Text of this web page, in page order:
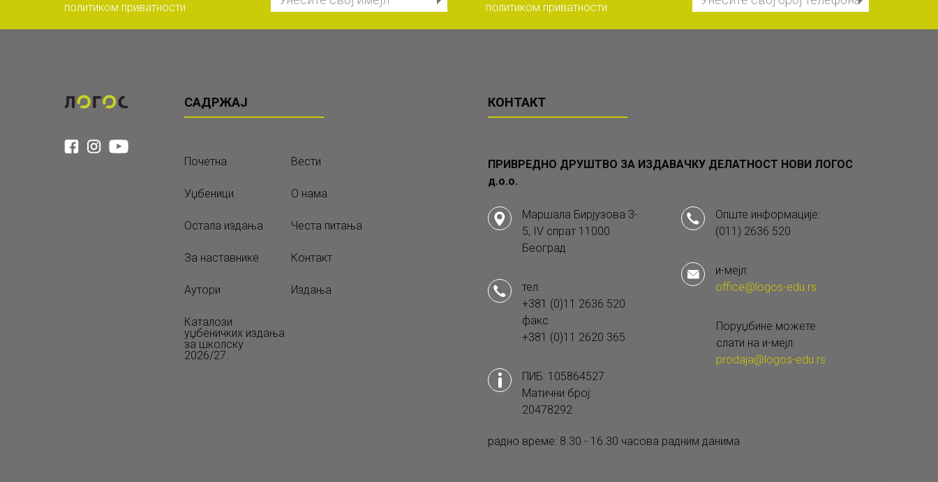
политиком приватности
политиком приватности
САДРЖАЈ
Почетна Вести
Уџбеници О нама
Остала издања Честа питања
За наставнике Контакт
Аутори Издања
Каталози
уџбеничких издања
за школску
2026/27.
КОНТАКТ
ПРИВРЕДНО ДРУШТВО ЗА ИЗДАВАЧКУ ДЕЛАТНОСТ НОВИ ЛОГОС
д.о.о.
Маршала Бирјузова 3-
5, IV спрат 11000
Београд
тел.
+381 (0)11 2636 520
факс
+381 (0)11 2620 365
ПИБ: 105864527
Матични број:
20478292
Опште информације:
(011) 2636 520
и-мејл:
office@logos-edu.rs
Поруџбине можете
слати на и-мејл:
prodaja@logos-edu.rs
радно време: 8.30 - 16.30 часова радним данима